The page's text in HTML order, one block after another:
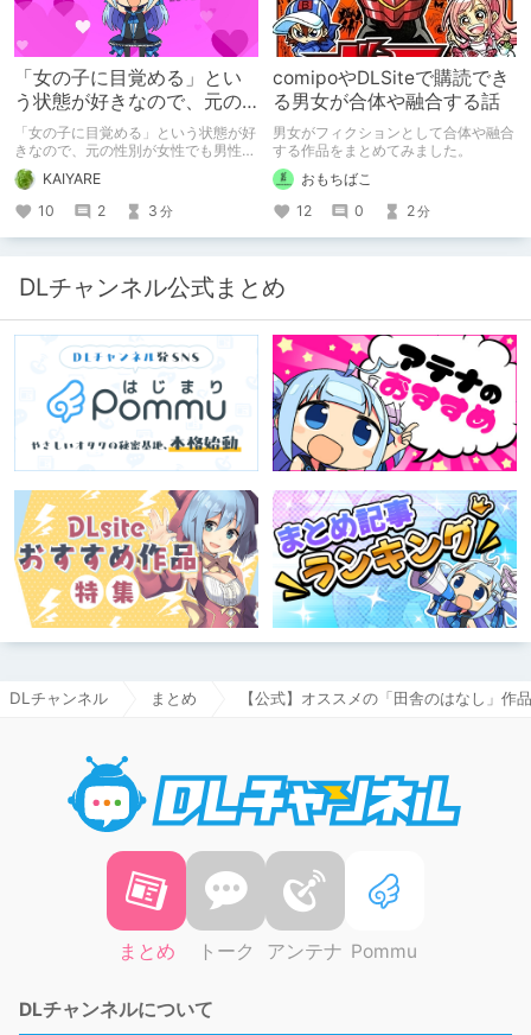
「女の子に目覚める」とい
う状態が好きなので、元の
性別が女性でも男性でも問
題ない話
「女の子に目覚める」という状態が好
きなので、元の性別が女性でも男性で
も問題ない話
KAIYARE
10
2 3 分
comipoやDLSiteで購読でき
る男女が合体や融合する話
男女がフィクションとして合体や融合
する作品をまとめてみました。
おもちばこ
12
0 2分
DLチャンネル公式まとめ
DLチャンネル まとめ 【公式】オススメの「田舎のはなし」作
まとめ トーク アンテナ Pommu
DLチャンネルについて